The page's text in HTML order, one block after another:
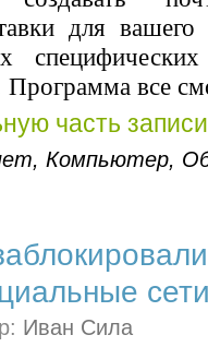
для
все
часть
, Компьютер,
Иван Сила